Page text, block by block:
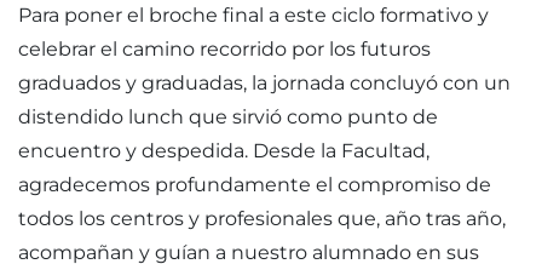
Para poner el broche final a este ciclo formativo y
celebrar el camino recorrido por los futuros
graduados y graduadas, la jornada concluyó con un
distendido lunch que sirvió como punto de
encuentro y despedida. Desde la Facultad,
agradecemos profundamente el compromiso de
todos los centros y profesionales que, año tras año,
acompañan y guían a nuestro alumnado en sus